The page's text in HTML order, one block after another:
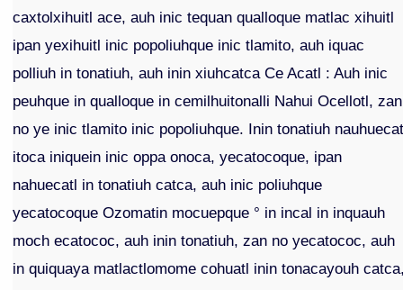
caxtolxihuitl ace, auh inic tequan qualloque matlac xihuitl
ipan yexihuitl inic popoliuhque inic tlamito, auh iquac
polliuh in tonatiuh, auh inin xiuhcatca Ce Acatl : Auh inic
peuhque in qualloque in cemilhuitonalli Nahui Ocellotl, zan
no ye inic tlamito inic popoliuhque. Inin tonatiuh
itoca iniquein inic oppa onoca, yecatocoque, ipan
nahuecatl in tonatiuh catca, auh inic poliuhque
yecatocoque Ozomatin mocuepque ° in incal in inquauh
moch ecatococ, auh inin tonatiuh, zan no yecatococ, auh
in quiquaya matlactlomome cohuatl inin tonacayouh